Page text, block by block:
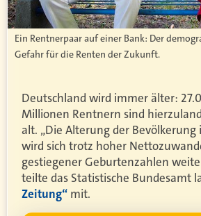
Ein Rentnerpaar auf einer Bank: Der
Gefahr für die Renten der Zukunft.
Deutschland wird immer älter:
Millionen Rentnern sind
alt. „Die Alterung der Bevölkerung
wird sich trotz hoher
gestiegener Geburtenzahlen
teilte das Statistische Bundesamt
Zeitung“ mit.